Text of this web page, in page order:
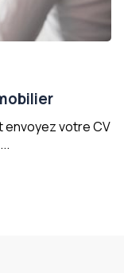
envoyez votre CV